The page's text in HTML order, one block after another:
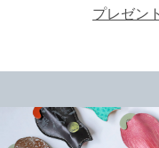
プレゼン